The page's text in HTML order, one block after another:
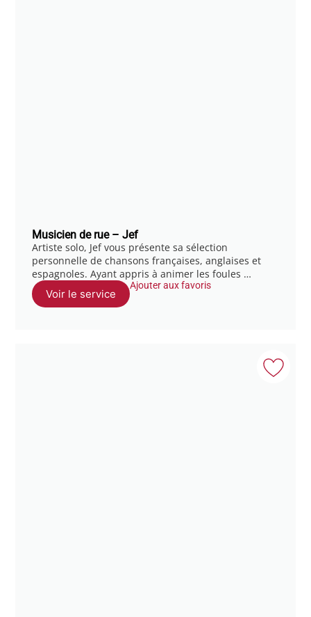
Musicien de rue – Jef
Artiste solo, Jef vous présente sa sélection
personnelle de chansons françaises, anglaises et
espagnoles. Ayant appris à animer les foules …
Voir le service
Ajouter aux favoris